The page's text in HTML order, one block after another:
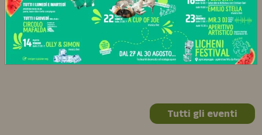
Leggi di più
Tutti gli eventi